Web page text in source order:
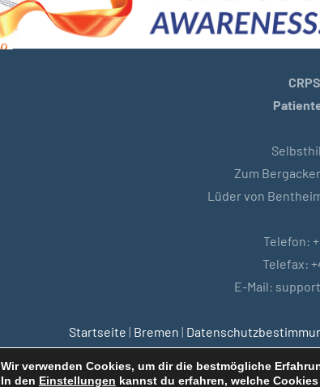
Zum
Lüder von
Telefon:
Telefax:
E-Mail:
Startseite | Bremen |
Wir verwenden Cookies, um dir die bestmögliche
In den Einstellungen kannst du erfahren, welche